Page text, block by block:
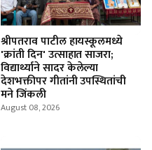
श्रीपतराव पाटील हायस्कूलमध्ये
'क्रांती दिन' उत्साहात साजरा;
विद्यार्थ्याने सादर केलेल्या
देशभक्तीपर गीतांनी उपस्थितांची
मने जिंकली
August 08, 2026